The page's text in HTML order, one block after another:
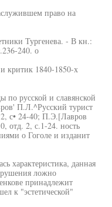
право на
Тургенева. - В кн.:
240. о
критик 1840-1850-х
по русской и славянской
П.Л.^Русский турист
с• 24-40; П.Э.[Лавров
отд. 2, с.1-24. ность
о Гоголе и изданит
характеристика, данная
ложно
принадлежит
к "эстетической"